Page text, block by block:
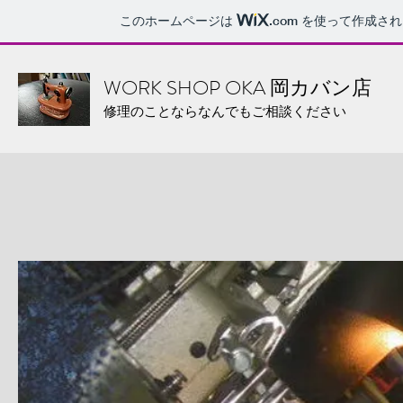
このホームページは .com を使って作成さ
WORK SHOP OKA 岡カバン店
修理のことならなんでもご相談ください